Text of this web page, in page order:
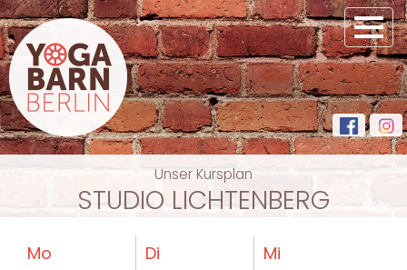
Unser Kursplan
STUDIO LICHTENBERG
Mo Di Mi